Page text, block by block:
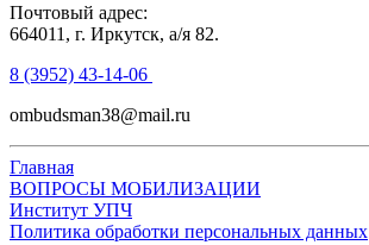
Почтовый адрес:
664011, г. Иркутск, а/я 82.
8 (3952) 43-14-06
ombudsman38@mail.ru
Главная
ВОПРОСЫ МОБИЛИЗАЦИИ
Институт УПЧ
Политика обработки персональных данных